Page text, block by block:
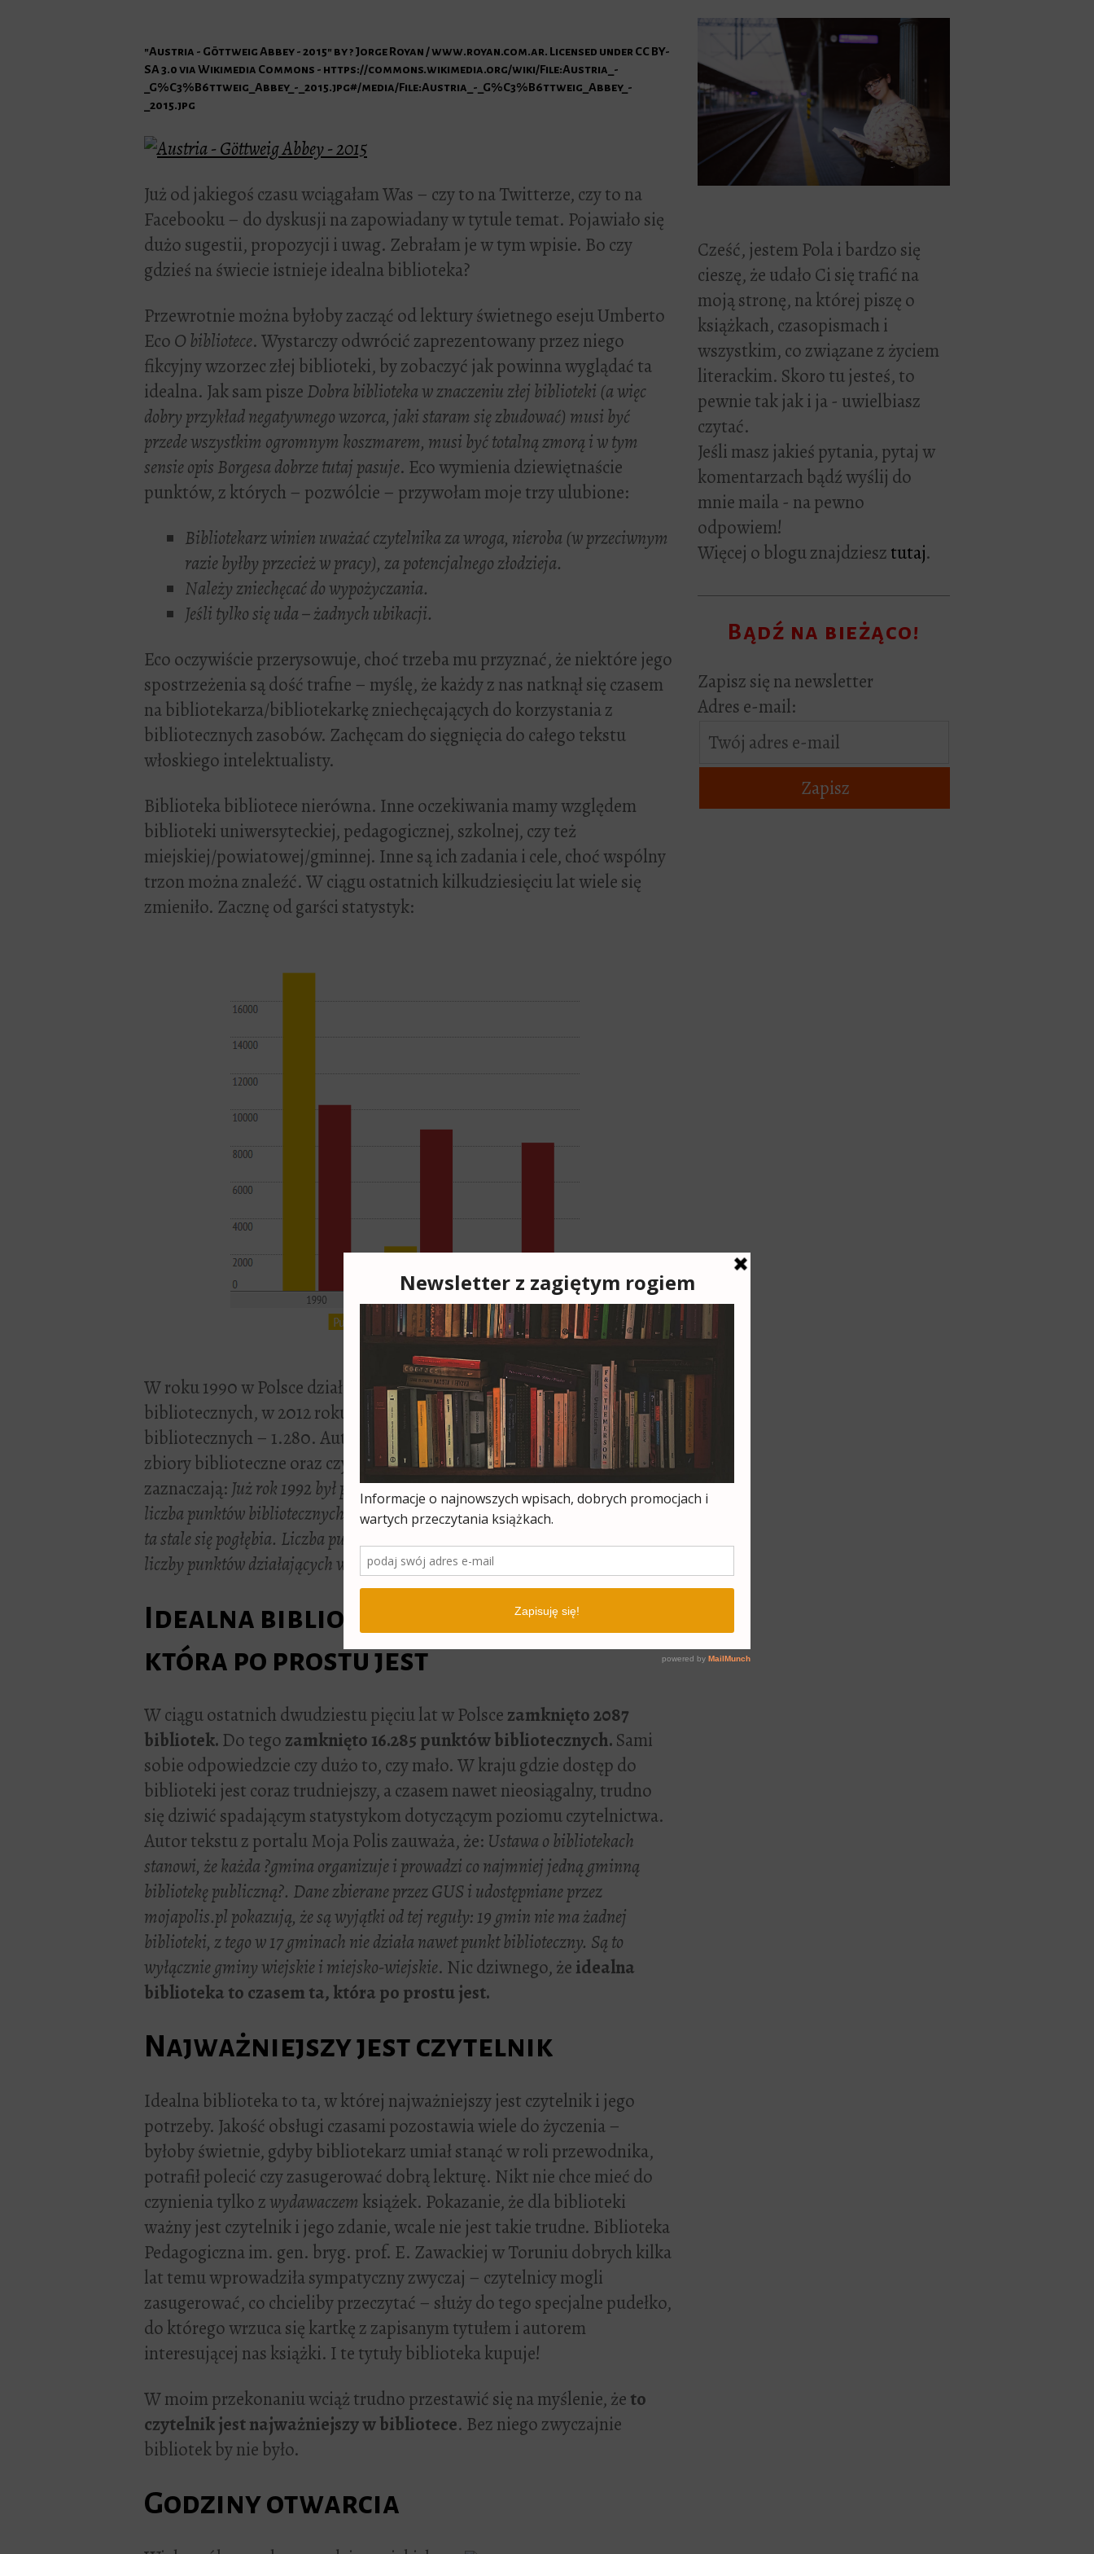
"Austria - Göttweig Abbey - 2015" by ? Jorge Royan / www.royan.com.ar. Licensed under CC BY-
SA 3.0 via Wikimedia Commons - https://commons.wikimedia.org/wiki/File:Austria_-
_G%C3%B6ttweig_Abbey_-_2015.jpg#/media/File:Austria_-_G%C3%B6ttweig_Abbey_-
_2015.jpg
Już od jakiegoś czasu wciągałam Was – czy to na Twitterze, czy to na
Facebooku – do dyskusji na zapowiadany w tytule temat. Pojawiało się
dużo sugestii, propozycji i uwag. Zebrałam je w tym wpisie. Bo czy
gdzieś na świecie istnieje idealna biblioteka?
Przewrotnie można byłoby zacząć od lektury świetnego eseju Umberto
EcoO bibliotece. Wystarczy odwrócić zaprezentowany przez niego
fikcyjny wzorzec złej biblioteki, by zobaczyć jak powinna wyglądać ta
idealna. Jak sam piszeDobra biblioteka w znaczeniu złej biblioteki (a więc
dobry przykład negatywnego wzorca, jaki staram się zbudować) musi być
przede wszystkim ogromnym koszmarem, musi być totalną zmorą i w tym
sensie opis Borgesa dobrze tutaj pasuje. Eco wymienia dziewiętnaście
punktów, z których – pozwólcie – przywołam moje trzy ulubione:
Bibliotekarz winien uważać czytelnika za wroga, nieroba (w przeciwnym
razie byłby przecież w pracy), za potencjalnego złodzieja.
Należy zniechęcać do wypożyczania.
Jeśli tylko się uda – żadnych ubikacji.
Eco oczywiście przerysowuje, choć trzeba mu przyznać, że niektóre jego
spostrzeżenia są dość trafne – myślę, że każdy z nas natknął się czasem
na bibliotekarza/bibliotekarkę zniechęcających do korzystania z
bibliotecznych zasobów. Zachęcam do sięgnięcia do całego tekstu
włoskiego intelektualisty.
Biblioteka bibliotece nierówna. Inne oczekiwania mamy względem
biblioteki uniwersyteckiej, pedagogicznej, szkolnej, czy też
miejskiej/powiatowej/gminnej. Inne są ich zadania i cele, choć wspólny
trzon można znaleźć. W ciągu ostatnich kilkudziesięciu lat wiele się
zmieniło. Zacznę od garści statystyk:
W roku 1990 w Polsce działało 10.269 bibliotek oraz 17.565 punktów
bibliotecznych, w 2012 roku bibliotek było już tylko 8.182, a punktów
bibliotecznych – 1.280. Autorzy opracowania „Sieć bibliotek w Polsce,
zbiory biblioteczne oraz czytelnictwo w latach dziewięćdziesiątych”
zaznaczają:Już rok 1992 był pierwszym w okresie powojennym, w którym
liczba punktów bibliotecznych była mniejsza od liczby bibliotek i filii, a różnica
ta stale się pogłębia. Liczba punktów bibliotecznych stanowiła w 1999 r. 16,5%
liczby punktów działających w 1990 r.
Idealna biblioteka to czasem ta,
która po prostu jest
W ciągu ostatnich dwudziestu pięciu lat w Polscezamknięto 2087
bibliotek.Do tegozamknięto 16.285 punktów bibliotecznych.Sami
sobie odpowiedzcie czy dużo to, czy mało. W kraju gdzie dostęp do
biblioteki jest coraz trudniejszy, a czasem nawet nieosiągalny, trudno
się dziwić spadającym statystykom dotyczącym poziomu czytelnictwa.
Autor tekstu z portalu Moja Polis zauważa, że: Ustawa o bibliotekach
stanowi, że każda ?gmina organizuje i prowadzi co najmniej jedną gminną
bibliotekę publiczną?. Dane zbierane przez GUS i udostępniane przez
mojapolis.pl pokazują, że są wyjątki od tej reguły: 19 gmin nie ma żadnej
biblioteki, z tego w 17 gminach nie działa nawet punkt biblioteczny. Są to
wyłącznie gminy wiejskie i miejsko-wiejskie. Nic dziwnego, żeidealna
biblioteka to czasem ta, która po prostu jest.
Najważniejszy jest czytelnik
Idealna biblioteka to ta, w której najważniejszy jest czytelnik i jego
potrzeby. Jakość obsługi czasami pozostawia wiele do życzenia –
byłoby świetnie, gdyby bibliotekarz umiał stanąć w roli przewodnika,
potrafił polecić czy zasugerować dobrą lekturę. Nikt nie chce mieć do
czynienia tylko zwydawaczem książek. Pokazanie, że dla biblioteki
ważny jest czytelnik i jego zdanie, wcale nie jest takie trudne. Biblioteka
Pedagogiczna im. gen. bryg. prof. E. Zawackiej w Toruniu dobrych kilka
lat temu wprowadziła sympatyczny zwyczaj – czytelnicy mogli
zasugerować, co chcieliby przeczytać – służy do tego specjalne pudełko,
do którego wrzuca się kartkę z zapisanym tytułem i autorem
interesującej nas książki. I te tytuły biblioteka kupuje!
W moim przekonaniu wciąż trudno przestawić się na myślenie, żeto
czytelnik jest najważniejszy w bibliotece. Bez niego zwyczajnie
bibliotek by nie było.
Godziny otwarcia
Cześć, jestem Pola i bardzo się
cieszę, że udało Ci się trafić na
moją stronę, na której piszę o
książkach, czasopismach i
wszystkim, co związane z życiem
literackim. Skoro tu jesteś, to
pewnie tak jak i ja - uwielbiasz
czytać.
Jeśli masz jakieś pytania, pytaj w
komentarzach bądź wyślij do
mnie maila - na pewno
odpowiem!
Więcej o blogu znajdziesztutaj.
Bądź na bieżąco!
Zapisz się na newsletter
Adres e-mail: